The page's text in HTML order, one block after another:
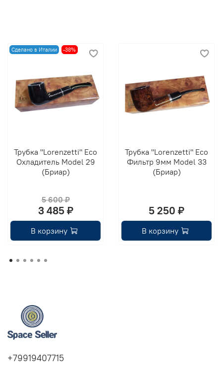
Сделано в Италии -38%
Трубка "Lorenzetti" Eco
Охладитель Model 29
(Бриар)
5 600 ₽
3 485 ₽
В корзину
Трубка "Lorenzetti" Eco
Фильтр 9мм Model 33
(Бриар)
5 250 ₽
В корзину
+79919407715